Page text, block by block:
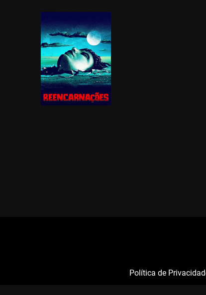
Política de